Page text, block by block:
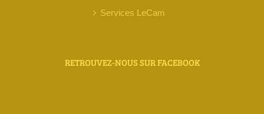
Services LeCam
RETROUVEZ-NOUS SUR FACEBOOK